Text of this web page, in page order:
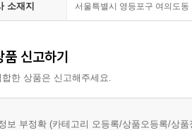
다. 그렇기에 부처의 철학이 시공을
가 전하는 값진 가르침이 기다리고 있
소재지 서울특별시 영등포구 여의도
품 신고하기
한 상품은 신고해주세요.
보 부정확 (카테고리 오등록/상품오등록/상